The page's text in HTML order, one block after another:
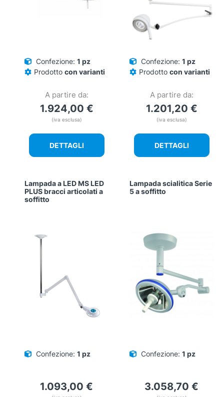
Confezione: 1 pz
Prodotto con varianti
A partire da:
1.924,00 €
(iva esclusa)
DETTAGLI
Confezione: 1 pz
Prodotto con varianti
A partire da:
1.201,20 €
(iva esclusa)
DETTAGLI
Lampada a LED MS LED
PLUS bracci articolati a
soffitto
Confezione: 1 pz
1.093,00 €
Lampada scialitica Serie
5 a soffitto
Confezione: 1 pz
3.058,70 €